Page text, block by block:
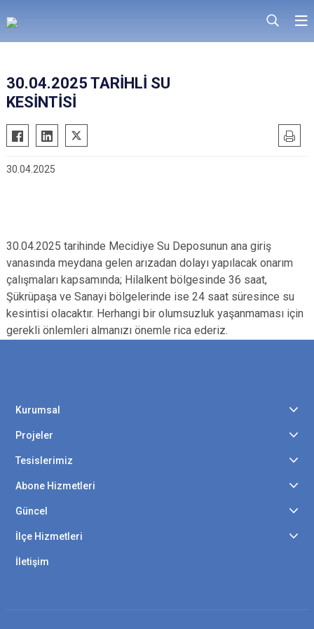
30.04.2025 TARİHLİ SU
KESİNTİSİ
30.04.2025
30.04.2025 tarihinde Mecidiye Su Deposunun ana giriş
vanasında meydana gelen arızadan dolayı yapılacak onarım
çalışmaları kapsamında; Hilalkent bölgesinde 36 saat,
Şükrüpaşa ve Sanayi bölgelerinde ise 24 saat süresince su
kesintisi olacaktır. Herhangi bir olumsuzluk yaşanmaması için
gerekli önlemleri almanızı önemle rica ederiz.
Kurumsal
Projeler
Tesislerimiz
Abone Hizmetleri
Güncel
İlçe Hizmetleri
İletişim